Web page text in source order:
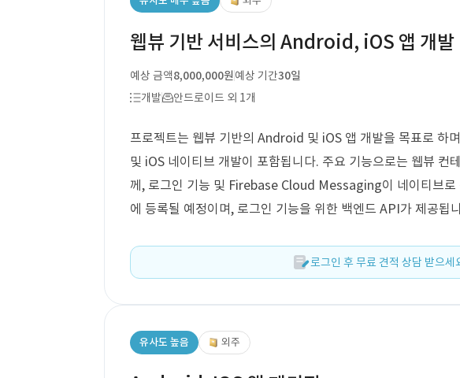
웹뷰 기반 서비스의 Android, iOS 앱 개발
예상 금액8,000,000원예상 기간30일
개발
안드로이드 외 1개
프로젝트는 웹뷰 기반의 Android 및 iOS 앱 개발을 목표로 하
및 iOS 네이티브 개발이 포함됩니다. 주요 기능으로는 웹뷰 컨
께, 로그인 기능 및 Firebase Cloud Messaging이 네이티브로
에 등록될 예정이며, 로그인 기능을 위한 백엔드 API가 제공됩
로그인 후 무료 견적 상담 받으세
유사도 높음 외주